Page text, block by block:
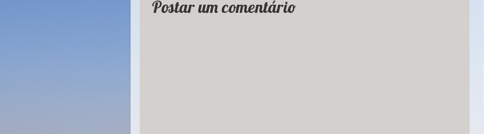
Postar um comentário